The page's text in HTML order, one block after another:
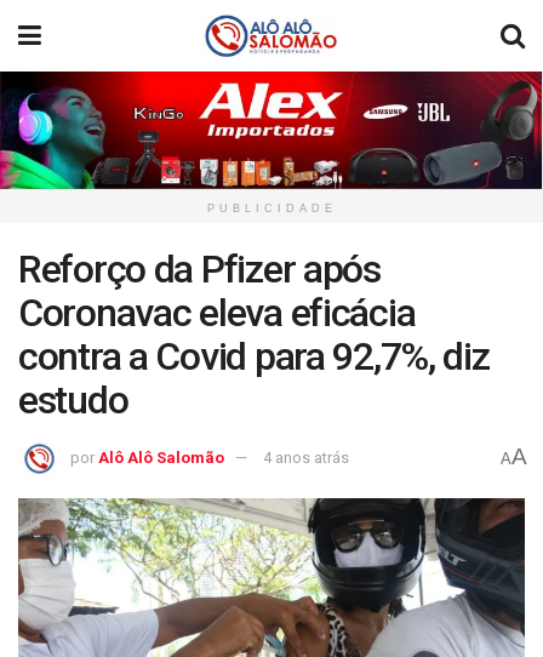
PUBLICIDADE
Reforço da Pfizer após
Coronavac eleva eficácia
contra a Covid para 92,7%, diz
estudo
por Alô Alô Salomão 4 anos atrás AA